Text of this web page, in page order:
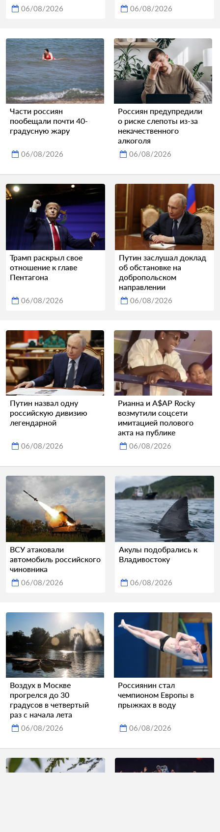
06/08/2026 06/08/2026
Части россиян
пообещали почти 40-
градусную жару
06/08/2026
Россиян предупредили
о риске слепоты из-за
некачественного
алкоголя
06/08/2026
Трамп раскрыл свое
отношение к главе
Пентагона
06/08/2026
Путин заслушал доклад
об обстановке на
добропольском
направлении
06/08/2026
Путин назвал одну
российскую дивизию
легендарной
06/08/2026
Рианна и A$AP Rocky
возмутили соцсети
имитацией полового
акта на публике
06/08/2026
ВСУ атаковали
автомобиль российского
чиновника
06/08/2026
Акулы подобрались к
Владивостоку
06/08/2026
Воздух в Москве
прогрелся до 30
градусов в четвертый
раз с начала лета
06/08/2026
Россиянин стал
чемпионом Европы в
прыжках в воду
06/08/2026